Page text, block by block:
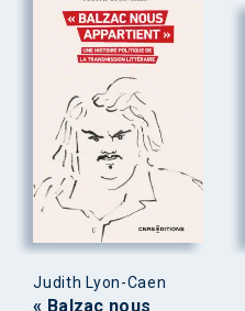
Judith Lyon-Caen
« Balzac nous